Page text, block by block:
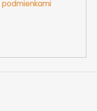
podmienkami